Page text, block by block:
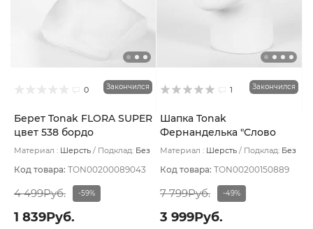
0 Закончился
Берет Tonak FLORA SUPER
цвет 538 бордо
Материал : Шерсть Подклад: Без
Код товара: TON00200089043
4 499Руб. -59%
1 839Руб.
1 Закончился
Шапка Tonak
Фернанделька "Слово
пацана" цвет Зигзаг
Материал : Шерсть Подклад: Без
Код товара: TON00200150889
7 799Руб. -49%
3 999Руб.